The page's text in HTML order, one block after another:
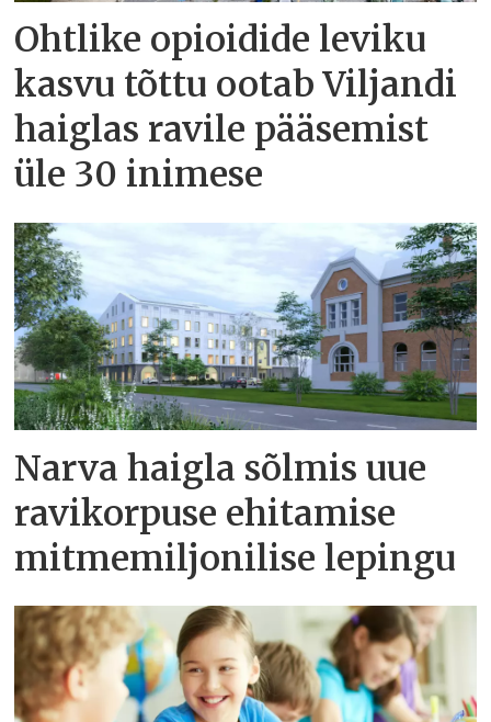
Ohtlike opioidide leviku
kasvu tõttu ootab Viljandi
haiglas ravile pääsemist
üle 30 inimese
Narva haigla sõlmis uue
ravikorpuse ehitamise
mitmemiljonilise lepingu